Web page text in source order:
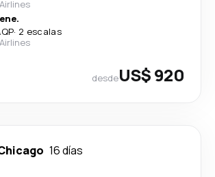
· 2 escalas
desdeUS$ 920
16 días